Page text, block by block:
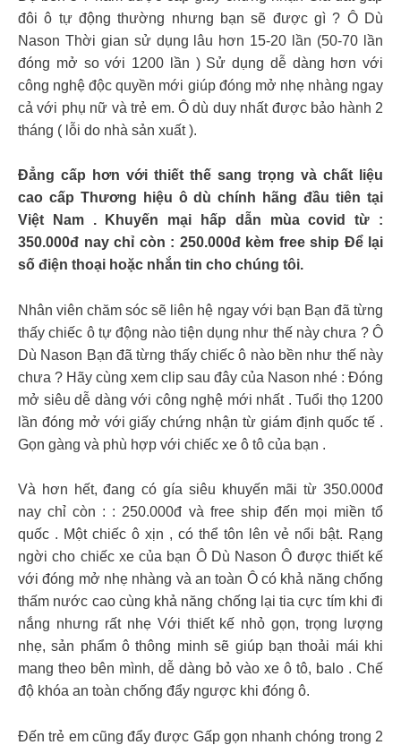
đôi ô tự động thường nhưng bạn sẽ được gì ? Ô Dù
Nason Thời gian sử dụng lâu hơn 15-20 lần (50-70 lần
đóng mở so với 1200 lần ) Sử dụng dễ dàng hơn với
công nghệ độc quyền mới giúp đóng mở nhẹ nhàng ngay
cả với phụ nữ và trẻ em. Ô dù duy nhất được bảo hành 2
tháng ( lỗi do nhà sản xuất ).
Đẳng cấp hơn với thiết thế sang trọng và chất liệu
cao cấp Thương hiệu ô dù chính hãng đầu tiên tại
Việt Nam . Khuyến mại hấp dẫn mùa covid từ :
350.000đ nay chỉ còn : 250.000đ kèm free ship Để lại
số điện thoại hoặc nhắn tin cho chúng tôi.
Nhân viên chăm sóc sẽ liên hệ ngay với bạn Bạn đã từng
thấy chiếc ô tự động nào tiện dụng như thế này chưa ? Ô
Dù Nason Bạn đã từng thấy chiếc ô nào bền như thế này
chưa ? Hãy cùng xem clip sau đây của Nason nhé : Đóng
mở siêu dễ dàng với công nghệ mới nhất . Tuổi thọ 1200
lần đóng mở với giấy chứng nhận từ giám định quốc tế .
Gọn gàng và phù hợp với chiếc xe ô tô của bạn .
Và hơn hết, đang có gía siêu khuyến mãi từ 350.000đ
nay chỉ còn : : 250.000đ và free ship đến mọi miền tổ
quốc . Một chiếc ô xịn , có thể tôn lên vẻ nổi bật. Rạng
ngời cho chiếc xe của bạn Ô Dù Nason Ô được thiết kế
với đóng mở nhẹ nhàng và an toàn Ô có khả năng chống
thấm nước cao cùng khả năng chống lại tia cực tím khi đi
nắng nhưng rất nhẹ Với thiết kế nhỏ gọn, trọng lượng
nhẹ, sản phẩm ô thông minh sẽ giúp bạn thoải mái khi
mang theo bên mình, dễ dàng bỏ vào xe ô tô, balo . Chế
độ khóa an toàn chống đẩy ngược khi đóng ô.
Đến trẻ em cũng đẩy được Gấp gọn nhanh chóng trong 2